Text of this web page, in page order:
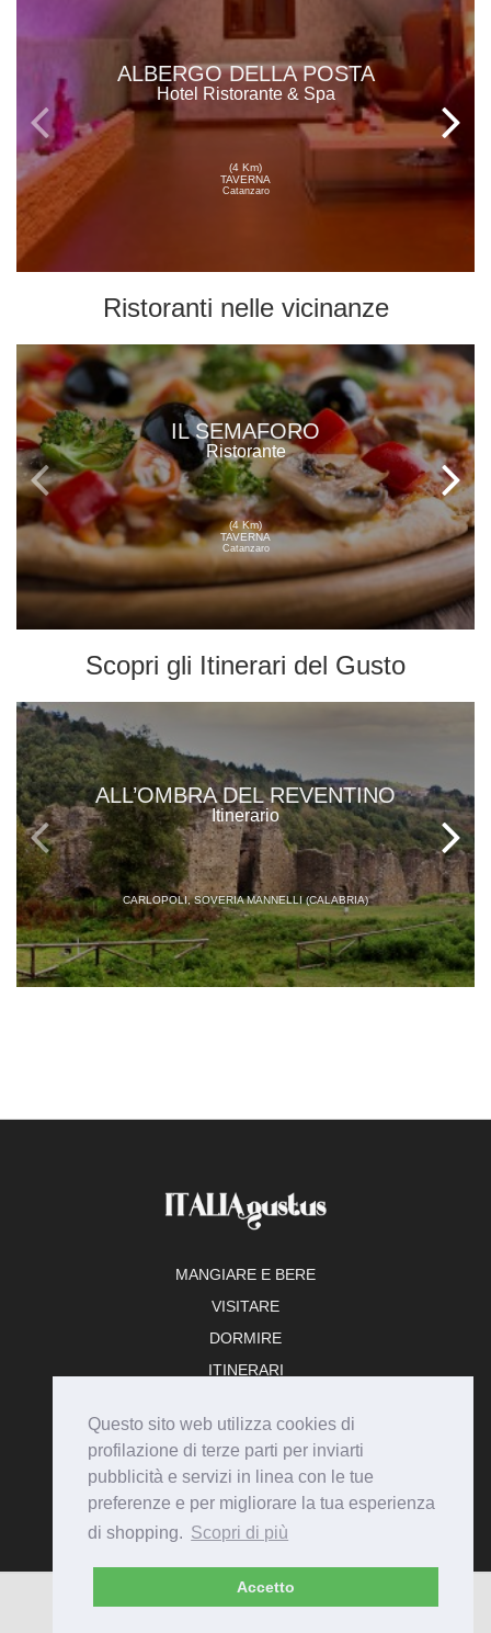
Questo sito web utilizza cookies di
profilazione di terze parti per inviarti
pubblicità e servizi in linea con le tue
preferenze e per migliorare la tua esperienza
di shopping. Scopri di più
Accetto
ALBERGO DELLA POSTA
Hotel Ristorante & Spa
(4 Km)
TAVERNA
Catanzaro
Ristoranti nelle vicinanze
IL SEMAFORO
Ristorante
(4 Km)
TAVERNA
Catanzaro
Scopri gli Itinerari del Gusto
ALL’OMBRA DEL REVENTINO
Itinerario
CARLOPOLI, SOVERIA MANNELLI (CALABRIA)
MANGIARE E BERE
VISITARE
DORMIRE
ITINERARI
ADERISCI
© Italiagustus 2026 - Tutti i diritti riservati.